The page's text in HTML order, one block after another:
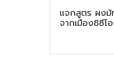
แจกสูตร ผงมั
จากเมืองชิซึโ